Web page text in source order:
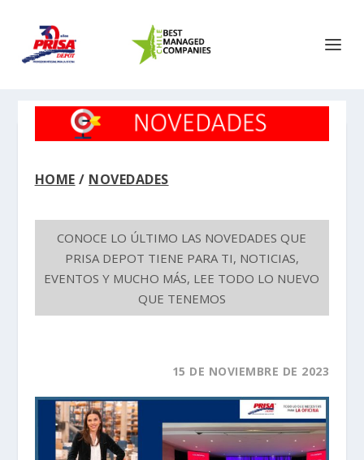
HOME / NOVEDADES
CONOCE LO ÚLTIMO LAS NOVEDADES QUE
PRISA DEPOT TIENE PARA TI, NOTICIAS,
EVENTOS Y MUCHO MÁS, LEE TODO LO NUEVO
QUE TENEMOS
15 DE NOVIEMBRE DE 2023